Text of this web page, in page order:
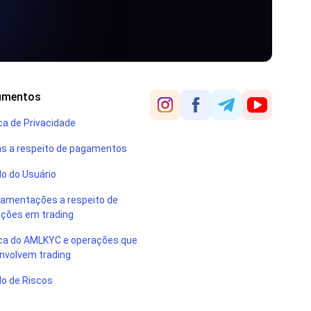
de Privacidade
a respeito de pagamentos
do Usuário
a respeito de
em trading
do AMLKYC e operações que
trading
de Riscos